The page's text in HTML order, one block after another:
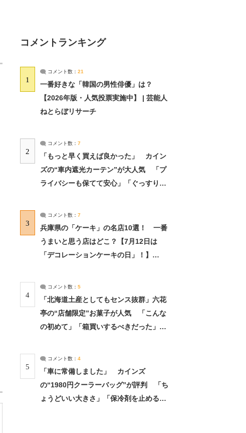
コメントランキング
1
コメント数： 21
一番好きな「韓国の男性俳優」は？
【2026年版・人気投票実施中】 | 芸能人
ねとらぼリサーチ
2
コメント数： 7
「もっと早く買えば良かった」 カイン
ズの“車内遮光カーテン”が大人気 「プ
ライバシーも保てて安心」「ぐっすり眠
3
コメント数： 7
兵庫県の「ケーキ」の名店10選！ 一番
うまいと思う店はどこ？【7月12日は
「デコレーションケーキの日」！】
4
コメント数： 5
「北海道土産としてもセンス抜群」六花
亭の“店舗限定”お菓子が人気 「こんな
の初めて」「箱買いするべきだった」
5
コメント数： 4
「車に常備しました」 カインズ
の“1980円クーラーバッグ”が評判 「ち
ょうどいい大きさ」「保冷剤を止めるベ